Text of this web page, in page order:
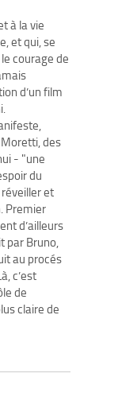
à la vie
et qui, se
courage de
d’un film
des
- "une
du
et
Premier
d’ailleurs
par Bruno,
au procés
c’est
de
claire de